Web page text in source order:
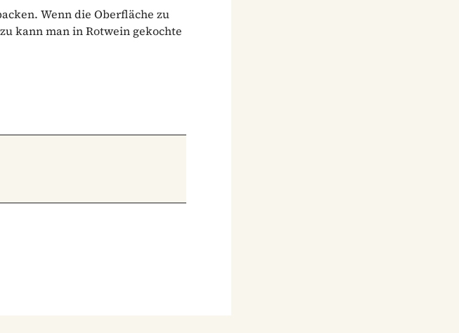
Wenn die Oberfläche zu
kann man in Rotwein gekochte